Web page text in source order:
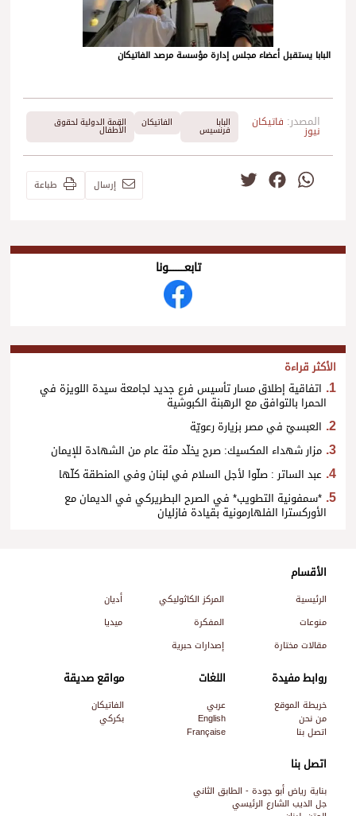
البابا يستقبل أعضاء مجلس إدارة مؤسسة مرصد الفاتيكان
المصدر: فاتيكان
نيوز
البابا
فرنسيس
الفاتيكان القمة الدولية لحقوق
الأطفال
WhatsApp
Facebook إرسال طباعة
تابعــــــــــونا
الأكثر قراءة
اتفاقية إطلاق مسار تأسيس فرع جديد لجامعة سيدة اللويزة في
الحمرا بالتوافق مع الرهبنة الكبوشية
العبسيّ في مصر بزيارة رعويّة
مزار شهداء المكسيك: صرح يخلّد مئة عام من الشهادة للإيمان
عبد الساتر : صلّوا لأجل السلام في لبنان وفي المنطقة كلّها
*سمفونية التطويب* في الصرح البطريركي في الديمان مع
الأوركسترا الفلهارمونية بقيادة فازليان
اتصل بنا
بناية رياض أبو جودة - الطابق الثاني
جل الديب الشارع الرئيسي
الأقسام
الرئيسية المركز الكاثوليكي
أديان
منوعات
المفكرة
ميديا
مقالات مختارة
إصدارات حبرية
روابط مفيدة
خريطة الموقع
من نحن
اتصل بنا
اللغات
عربي
English
Française
مواقع صديقة
الفاتيكان
بكركي